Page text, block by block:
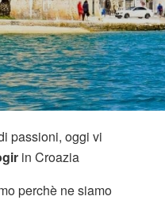
passioni, oggi vi
in Croazia
perchè ne siamo